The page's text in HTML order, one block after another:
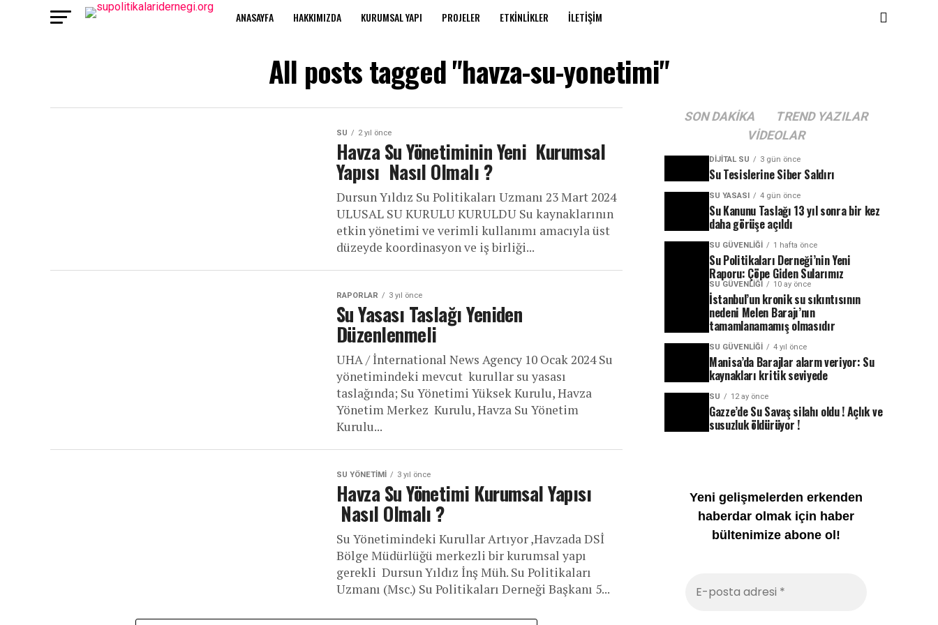
ANASAYFA HAKKIMIZDA KURUMSAL YAPI PROJELER ETKINLIKLER İLETIŞIM
All posts tagged "havza-su-yonetimi"
SU 2 yıl önce
Havza Su Yönetiminin Yeni Kurumsal
Yapısı Nasıl Olmalı ?
Dursun Yıldız Su Politikaları Uzmanı 23 Mart 2024
ULUSAL SU KURULU KURULDU Su kaynaklarının
etkin yönetimi ve verimli kullanımı amacıyla üst
düzeyde koordinasyon ve iş birliği...
RAPORLAR 3 yıl önce
Su Yasası Taslağı Yeniden
Düzenlenmeli
UHA / İnternational News Agency 10 Ocak 2024 Su
yönetimindeki mevcut kurullar su yasası
taslağında; Su Yönetimi Yüksek Kurulu, Havza
Yönetim Merkez Kurulu, Havza Su Yönetim
Kurulu...
SU YÖNETIMI 3 yıl önce
Havza Su Yönetimi Kurumsal Yapısı
Nasıl Olmalı ?
Su Yönetimindeki Kurullar Artıyor ,Havzada DSİ
Bölge Müdürlüğü merkezli bir kurumsal yapı
gerekli Dursun Yıldız İnş Müh. Su Politikaları
Uzmanı (Msc.) Su Politikaları Derneği Başkanı 5...
SON DAKIKA
TREND YAZILAR
VIDEOLAR
DIJITAL SU 3 gün önce
Su Tesislerine Siber Saldırı
SU YASASI 4 gün önce
Su Kanunu Taslağı 13 yıl sonra bir kez
daha görüşe açıldı
SU GÜVENLIĞI 1 hafta önce
Su Politikaları Derneği’nin Yeni
Raporu: Çöpe Giden Sularımız
SU GÜVENLIĞI 10 ay önce
İstanbul’un kronik su sıkıntısının
nedeni Melen Barajı’nın
tamamlanamamış olmasıdır
SU GÜVENLIĞI 4 yıl önce
Manisa’da Barajlar alarm veriyor: Su
kaynakları kritik seviyede
SU 12 ay önce
Gazze’de Su Savaş silahı oldu ! Açlık ve
susuzluk öldürüyor !
Yeni gelişmelerden erkenden
haberdar olmak için haber
bültenimize abone ol!